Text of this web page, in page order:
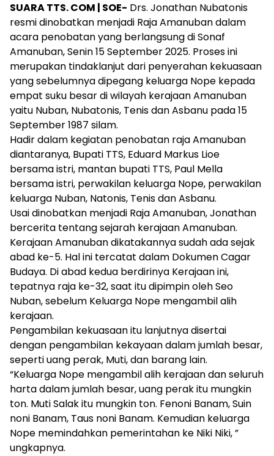
SUARA TTS. COM | SOE- Drs. Jonathan Nubatonis
resmi dinobatkan menjadi Raja Amanuban dalam
acara penobatan yang berlangsung di Sonaf
Amanuban, Senin 15 September 2025. Proses ini
merupakan tindaklanjut dari penyerahan kekuasaan
yang sebelumnya dipegang keluarga Nope kepada
empat suku besar di wilayah kerajaan Amanuban
yaitu Nuban, Nubatonis, Tenis dan Asbanu pada 15
September 1987 silam.
Hadir dalam kegiatan penobatan raja Amanuban
diantaranya, Bupati TTS, Eduard Markus Lioe
bersama istri, mantan bupati TTS, Paul Mella
bersama istri, perwakilan keluarga Nope, perwakilan
keluarga Nuban, Natonis, Tenis dan Asbanu.
Usai dinobatkan menjadi Raja Amanuban, Jonathan
bercerita tentang sejarah kerajaan Amanuban.
Kerajaan Amanuban dikatakannya sudah ada sejak
abad ke-5. Hal ini tercatat dalam Dokumen Cagar
Budaya. Di abad kedua berdirinya Kerajaan ini,
tepatnya raja ke-32, saat itu dipimpin oleh Seo
Nuban, sebelum Keluarga Nope mengambil alih
kerajaan.
Pengambilan kekuasaan itu lanjutnya disertai
dengan pengambilan kekayaan dalam jumlah besar,
seperti uang perak, Muti, dan barang lain.
“Keluarga Nope mengambil alih kerajaan dan seluruh
harta dalam jumlah besar, uang perak itu mungkin
ton. Muti Salak itu mungkin ton. Fenoni Banam, Suin
noni Banam, Taus noni Banam. Kemudian keluarga
Nope memindahkan pemerintahan ke Niki Niki, ”
ungkapnya.